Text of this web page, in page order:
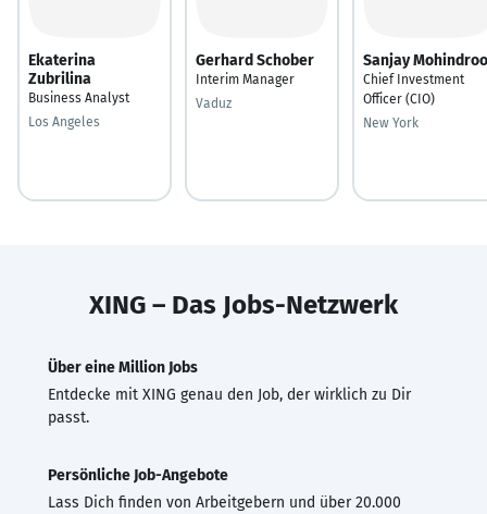
Ekaterina
Zubrilina
Business Analyst
Los Angeles
Gerhard Schober
Interim Manager
Vaduz
Sanjay Mohindroo
Chief Investment
Officer (CIO)
New York
XING – Das Jobs-Netzwerk
Über eine Million Jobs
Entdecke mit XING genau den Job, der wirklich zu Dir
passt.
Persönliche Job-Angebote
Lass Dich finden von Arbeitgebern und über 20.000